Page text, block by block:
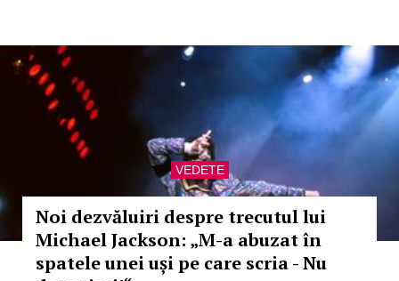
VEDETE
Noi dezvăluiri despre trecutul lui
Michael Jackson: „M-a abuzat în
spatele unei uși pe care scria - Nu